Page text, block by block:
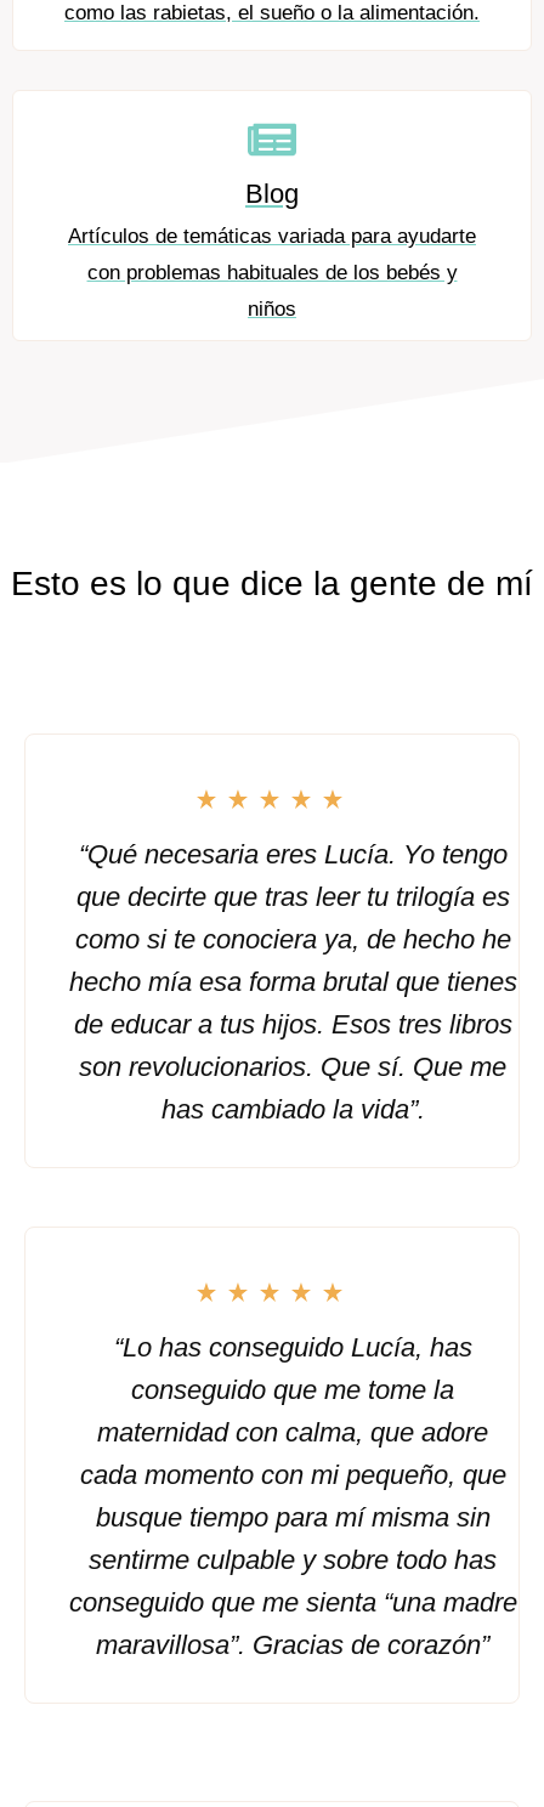
como las rabietas, el sueño o la alimentación.
Blog
Artículos de temáticas variada para ayudarte
con problemas habituales de los bebés y
niños
Esto es lo que dice la gente de mí
“Qué necesaria eres Lucía. Yo tengo
que decirte que tras leer tu trilogía es
como si te conociera ya, de hecho he
hecho mía esa forma brutal que tienes
de educar a tus hijos. Esos tres libros
son revolucionarios. Que sí. Que me
has cambiado la vida”.
“Lo has conseguido Lucía, has
conseguido que me tome la
maternidad con calma, que adore
cada momento con mi pequeño, que
busque tiempo para mí misma sin
sentirme culpable y sobre todo has
conseguido que me sienta “una madre
maravillosa”. Gracias de corazón”